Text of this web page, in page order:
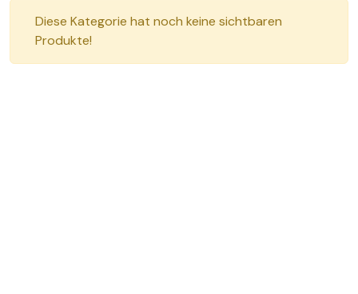
Diese Kategorie hat noch keine sichtbaren
Produkte!